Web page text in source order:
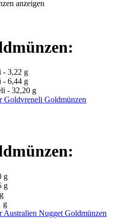
anzeigen
- 3,22 g
- 6,44 g
- 32,20 g
Goldvreneli Goldmünzen
g
g
g
Australien Nugget Goldmünzen